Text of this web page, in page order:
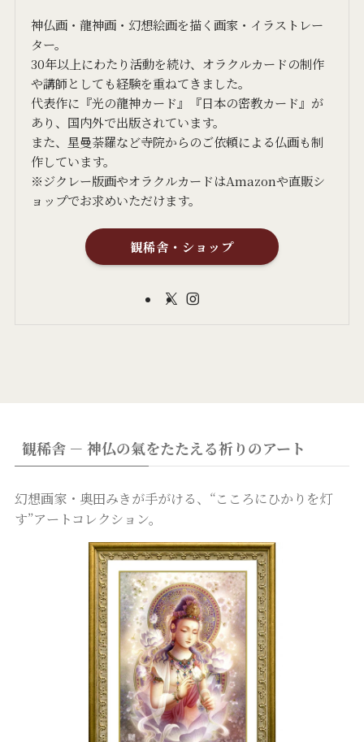
神仏画・龍神画・幻想絵画を描く画家・イラストレー
ター。
30年以上にわたり活動を続け、オラクルカードの制作
や講師としても経験を重ねてきました。
代表作に『光の龍神カード』『日本の密教カード』が
あり、国内外で出版されています。
また、星曼荼羅など寺院からのご依頼による仏画も制
作しています。
※ジクレー版画やオラクルカードはAmazonや直販シ
ョップでお求めいただけます。
観稀舎・ショップ
観稀舎 － 神仏の氣をたたえる祈りのアート
幻想画家・奥田みきが手がける、“こころにひかりを灯
す”アートコレクション。